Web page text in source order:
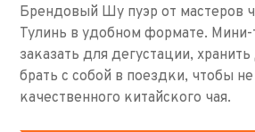
Брендовый Шу пуэр от мастеров
Тулинь в удобном формате.
заказать для дегустации,
брать с собой в поездки, чтобы
качественного китайского чая.